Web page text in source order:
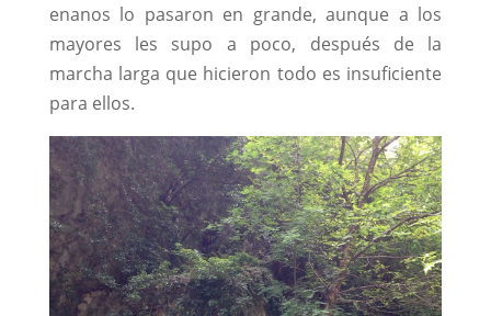
enanos lo pasaron en grande, aunque a los
mayores les supo a poco, después de la
marcha larga que hicieron todo es insuficiente
para ellos.